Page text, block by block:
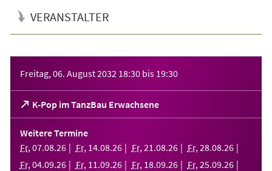
VERANSTALTER
Freitag, 06. August 2032 18:30 bis 19:30
K-Pop im TanzBau Erwachsene
(Öffnet
in
einem
neuen
Tab)
Weitere Termine
Fr, 07.08.26 Fr, 14.08.26 Fr, 21 .08.26 Fr, 28.08.26
Fr, 04.09.26 Fr, 11 .09.26 Fr, 18.09.26 Fr, 25.09.26